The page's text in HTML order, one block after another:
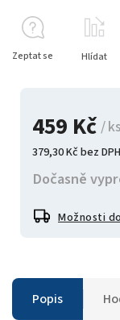
459 Kč / ks
379,30 Kč bez DPH
Dočasně
Možnosti
Zeptat se Hlídat
Popis